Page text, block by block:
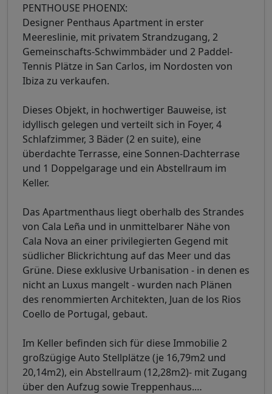
PENTHOUSE PHOENIX:
Designer Penthaus Apartment in erster
Meereslinie, mit privatem Strandzugang, 2
Gemeinschafts-Schwimmbäder und 2 Paddel-
Tennis Plätze in San Carlos, im Nordosten von
Ibiza zu verkaufen.
Dieses Objekt, in hochwertiger Bauweise, ist
idyllisch gelegen und verteilt sich in Foyer, 4
Schlafzimmer, 3 Bäder (2 en suite), eine
überdachte Terrasse, eine Sonnen-Dachterrase
und 1 Doppelgarage und ein Abstellraum im
Keller.
Das Apartmenthaus liegt oberhalb des Strandes
von Cala Leña und in unmittelbarer Nähe von
Cala Nova an einer privilegierten Gegend mit
südlicher Blickrichtung auf das Meer und das
Grüne. Diese exklusive Urbanisation - in denen es
nicht an Luxus mangelt - wurden nach Plänen
des renommierten Architekten, Juan de los Rios
Coello de Portugal, gebaut.
Im Keller befinden sich für diese Immobilie 2
großzügige Auto Stellplätze (je 16,79m2 und
20,14m2), ein Abstellraum (12,28m2)- mit Zugang
über den Aufzug sowie Treppenhaus.…